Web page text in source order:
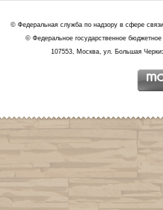
© Федеральная служба по надзору в сфере
© Федеральное государственное
107553, Москва, ул. Большая